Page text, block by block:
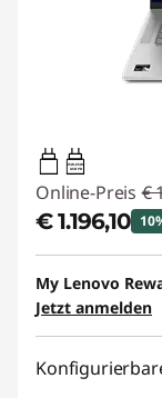
45W-65W
USB PD
Online-Preis €
€ 1.196,10
eCoupon-
eCoupon :
Der
My Lenovo
Jetzt anmelden